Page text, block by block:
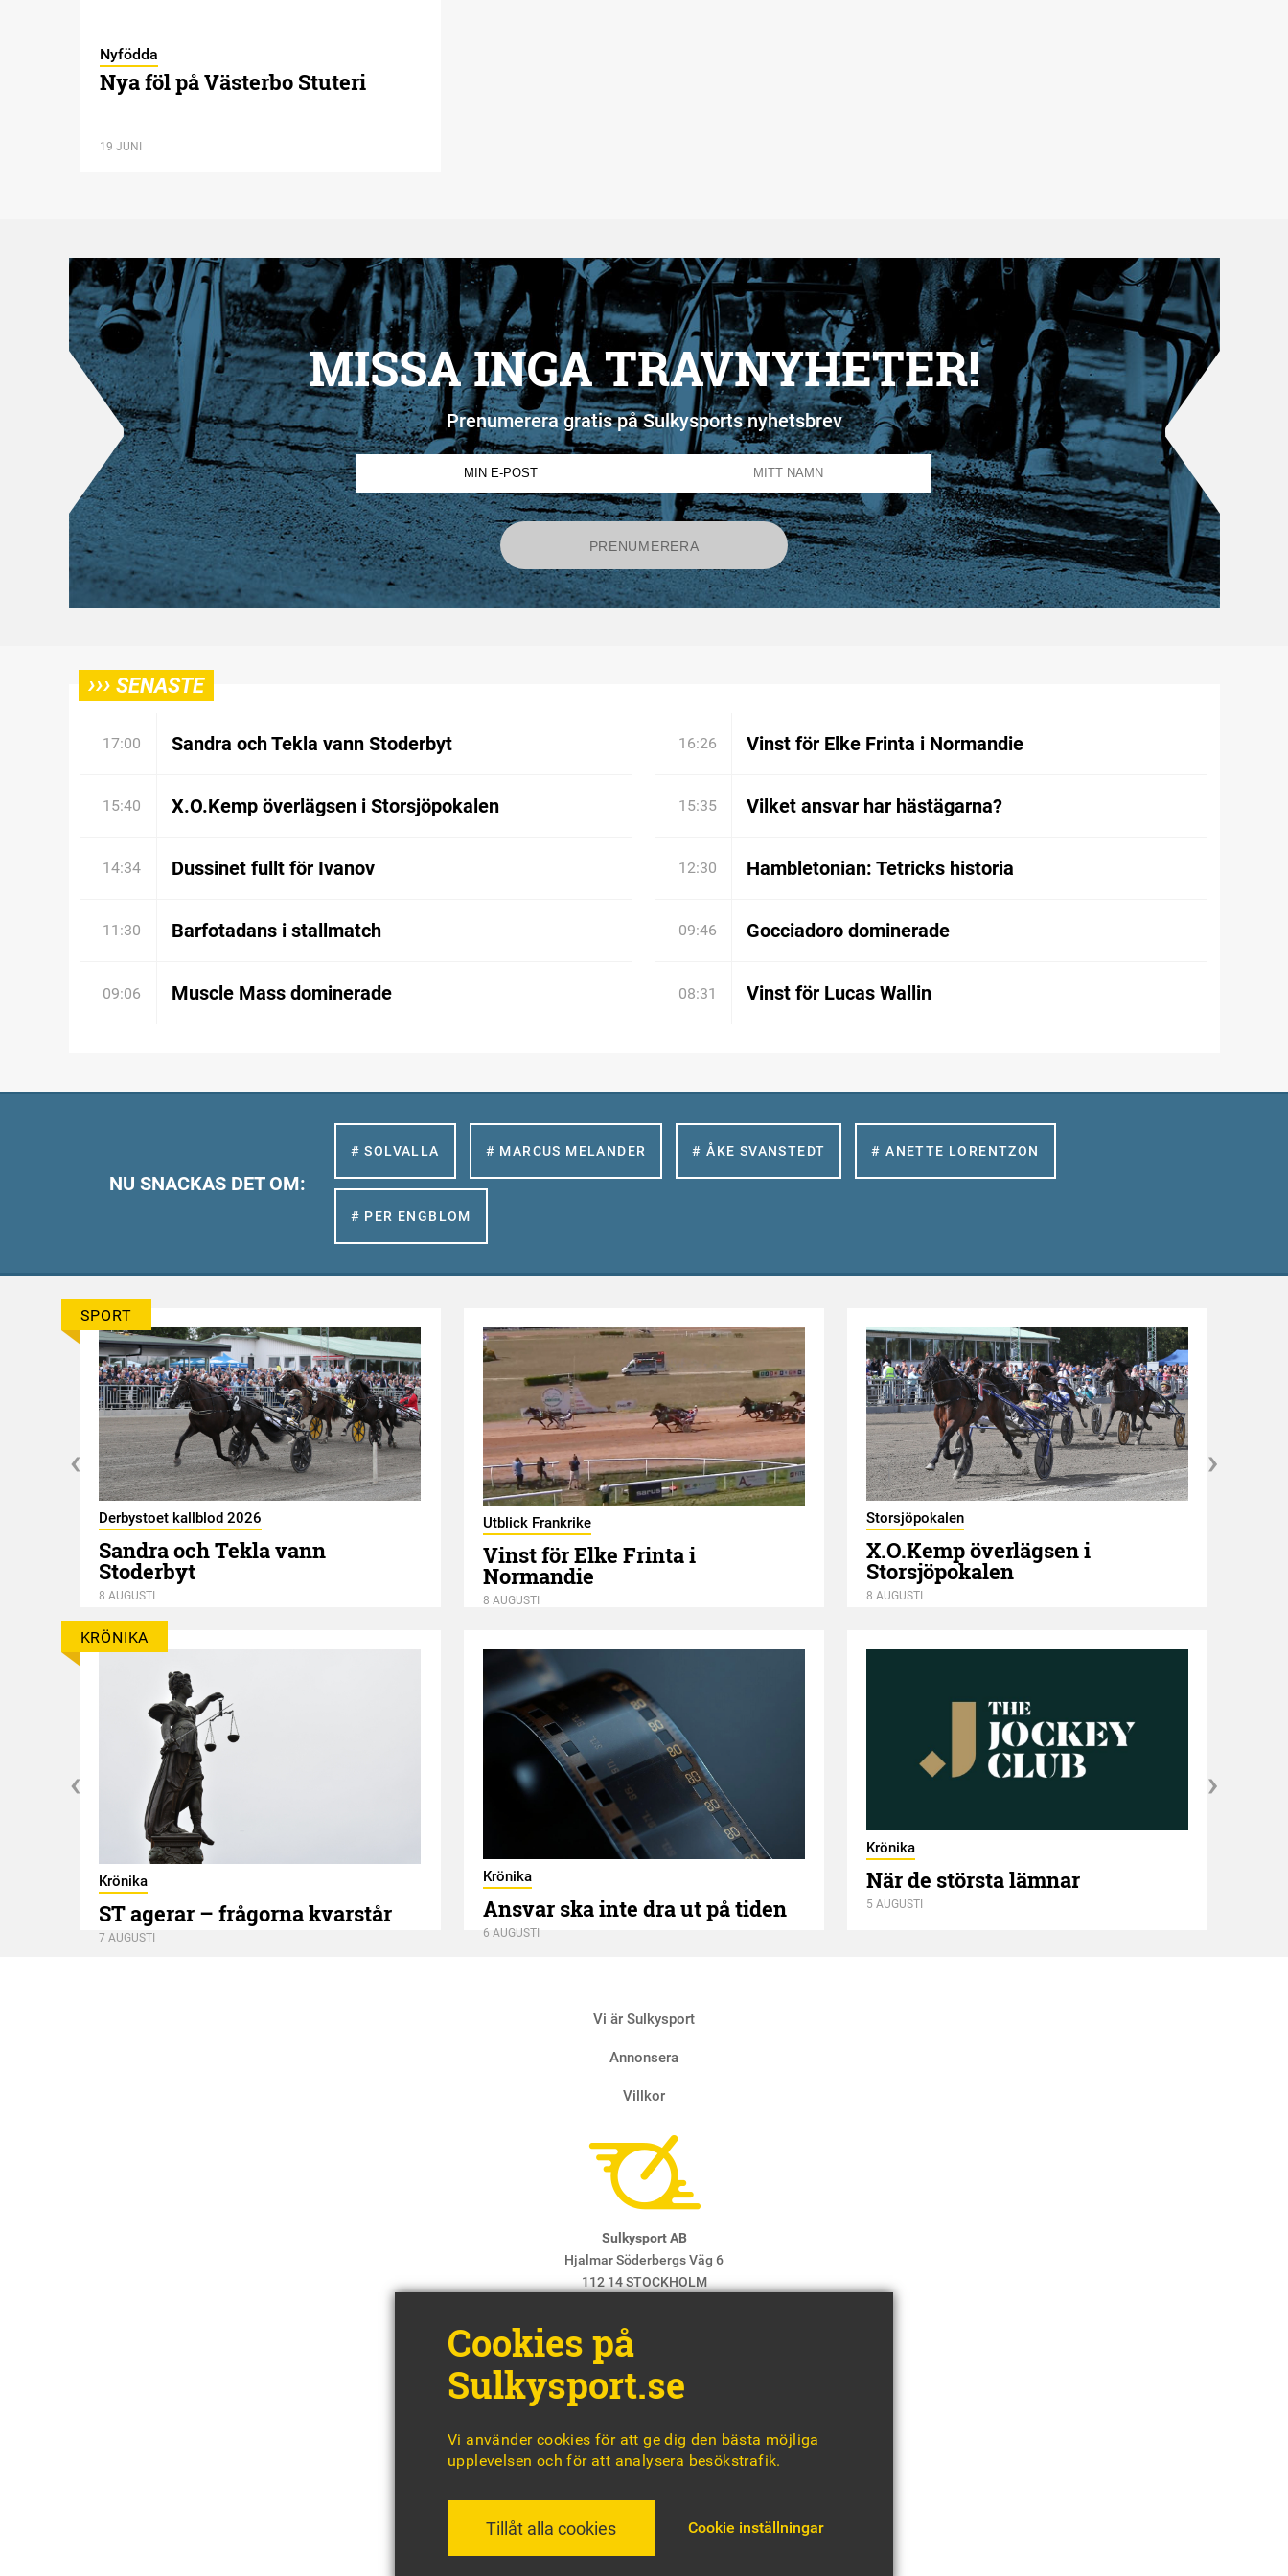
Nyfödda
Nya föl på Västerbo Stuteri
19 JUNI
MISSA INGA TRAVNYHETER!
Prenumerera gratis på Sulkysports nyhetsbrev
››› SENASTE
17:00 Sandra och Tekla vann Stoderbyt 16:26 Vinst för Elke Frinta i Normandie
15:40 X.O.Kemp överlägsen i Storsjöpokalen 15:35 Vilket ansvar har hästägarna?
14:34 Dussinet fullt för Ivanov 12:30 Hambletonian: Tetricks historia
11:30 Barfotadans i stallmatch 09:46 Gocciadoro dominerade
09:06 Muscle Mass dominerade 08:31 Vinst för Lucas Wallin
NU SNACKAS DET OM:
# SOLVALLA # MARCUS MELANDER # ÅKE SVANSTEDT # ANETTE LORENTZON
# PER ENGBLOM
SPORT
Derbystoet kallblod 2026
Sandra och Tekla vann
Stoderbyt
8 AUGUSTI
Utblick Frankrike
Vinst för Elke Frinta i
Normandie
8 AUGUSTI
Storsjöpokalen
X.O.Kemp överlägsen i
Storsjöpokalen
8 AUGUSTI
KRÖNIKA
Krönika
ST agerar – frågorna kvarstår
7 AUGUSTI
Krönika
Ansvar ska inte dra ut på tiden
6 AUGUSTI
Krönika
När de största lämnar
5 AUGUSTI
Vi är Sulkysport
Annonsera
Villkor
Sulkysport AB
Hjalmar Söderbergs Väg 6
112 14 STOCKHOLM
Chefredaktör & ansvarig utgivare:
Cookies på
Sulkysport.se
Vi använder cookies för att ge dig den bästa möjliga
upplevelsen och för att analysera besökstrafik.
Tillåt alla cookies Cookie inställningar